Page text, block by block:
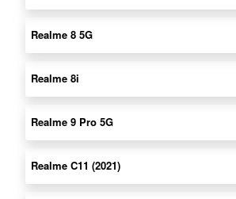
Realme 8 5G
Realme 8i
Realme 9 Pro 5G
Realme C11 (2021)